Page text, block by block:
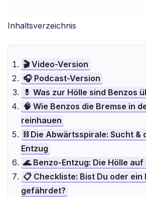
Inhaltsverzeichnis
🎬 Video-Version
🎧 Podcast-Version
💊 Was zur Hölle sind Benzos
🧠 Wie Benzos die Bremse in
reinhauen
⛓️ Die Abwärtsspirale: Sucht &
Entzug
🌊 Benzo-Entzug: Die Hölle auf
📋 Checkliste: Bist Du oder ein
gefährdet?